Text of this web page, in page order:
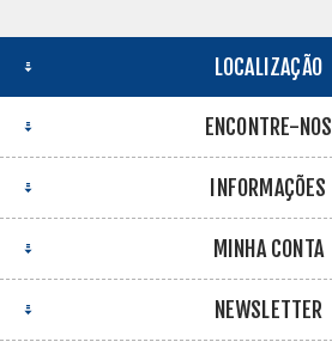
LOCALIZAÇÃO
ENCONTRE-NOS
INFORMAÇÕES
MINHA CONTA
NEWSLETTER